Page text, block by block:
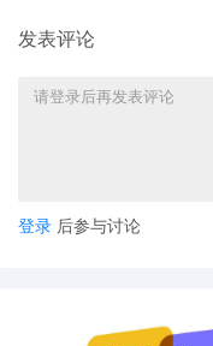
的配送承诺。
上线站点范围内。
发表评论
登录 后参与讨论